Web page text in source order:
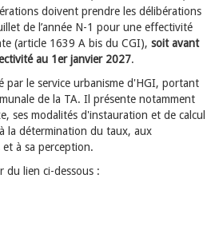
doivent prendre les délibérations
de l’année N-1 pour une effectivité
(article 1639 A bis du CGI), soit avant
au 1er janvier 2027.
par le service urbanisme d'HGI, portant
de la TA. Il présente notamment
ses modalités d'instauration et de calcul
la détermination du taux, aux
à sa perception.
du lien ci-dessous :